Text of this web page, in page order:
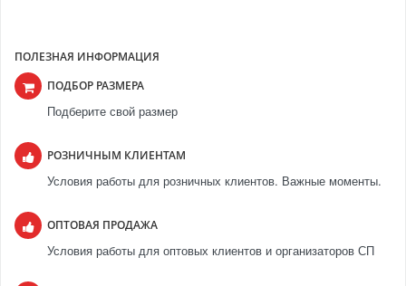
ПОЛЕЗНАЯ ИНФОРМАЦИЯ
ПОДБОР РАЗМЕРА
Подберите свой размер
РОЗНИЧНЫМ КЛИЕНТАМ
Условия работы для розничных клиентов. Важные моменты.
ОПТОВАЯ ПРОДАЖА
Условия работы для оптовых клиентов и организаторов СП